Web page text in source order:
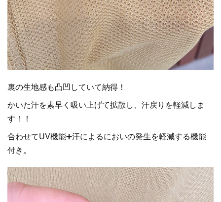
裏の生地感も凸凹していて納得！
かいた汗を素早く吸い上げて拡散し、汗戻りを軽減しま
す！！
合わせてUV機能➕汗によるにおいの発生を軽減する機能
付き。